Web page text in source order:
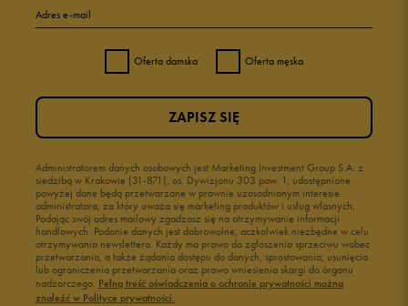
Adres e-mail
Oferta damska Oferta męska
Administratorem danych osobowych jest Marketing Investment Group S.A. z
siedzibą w Krakowie (31-871), os. Dywizjonu 303 paw. 1, udostępnione
powyżej dane będą przetwarzane w prawnie uzasadnionym interesie
administratora, za który uważa się marketing produktów i usług własnych.
Podając swój adres mailowy zgadzasz się na otrzymywanie informacji
handlowych. Podanie danych jest dobrowolne, aczkolwiek niezbędne w celu
otrzymywania newslettera. Każdy ma prawo do zgłoszenia sprzeciwu wobec
przetwarzania, a także żądania dostępu do danych, sprostowania, usunięcia
lub ograniczenia przetwarzania oraz prawo wniesienia skargi do organu
nadzorczego. Pełną treść oświadczenia o ochronie prywatności można
znaleźć w Polityce prywatności.
ZAPISZ SIĘ